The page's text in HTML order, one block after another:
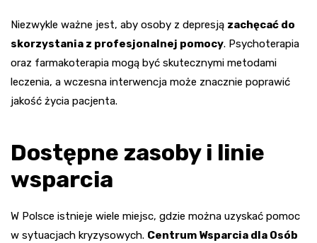
Niezwykle ważne jest, aby osoby z depresją zachęcać do
skorzystania z profesjonalnej pomocy. Psychoterapia
oraz farmakoterapia mogą być skutecznymi metodami
leczenia, a wczesna interwencja może znacznie poprawić
jakość życia pacjenta.
Dostępne zasoby i linie
wsparcia
W Polsce istnieje wiele miejsc, gdzie można uzyskać pomoc
w sytuacjach kryzysowych. Centrum Wsparcia dla Osób